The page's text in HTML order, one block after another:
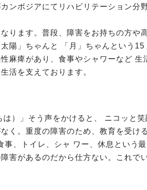
ンボジアにてリハビリテーション分
ります。普段、障害をお持ちの方や
陽」ちゃんと 「月」ちゃんという
麻痺があり、食事やシャワーなど 生
活を支えております。
）」そう声をかけると、 ニコッと笑
く。重度の障害のため、教育を受け
、トイレ、シャ ワー、休息という
害があるのだから仕方ない。これで